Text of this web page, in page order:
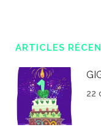
ARTICLES
22